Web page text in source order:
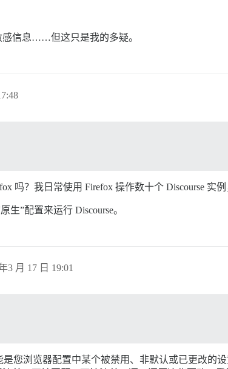
信息……但这只是我的多疑。
吗？我日常使用 Firefox 操作数十个 Discourse 实
生”配置来运行 Discourse。
3 月 17 日 19:01
您浏览器配置中某个被禁用、非默认或已更改的